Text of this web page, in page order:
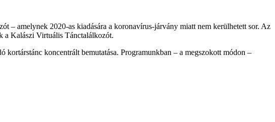
– amelynek 2020-as kiadására a koronavírus-járvány miatt nem kerülhetett sor. Az
a Kalászi Virtuális Tánctalálkozót.
koncentrált bemutatása. Programunkban – a megszokott módon –